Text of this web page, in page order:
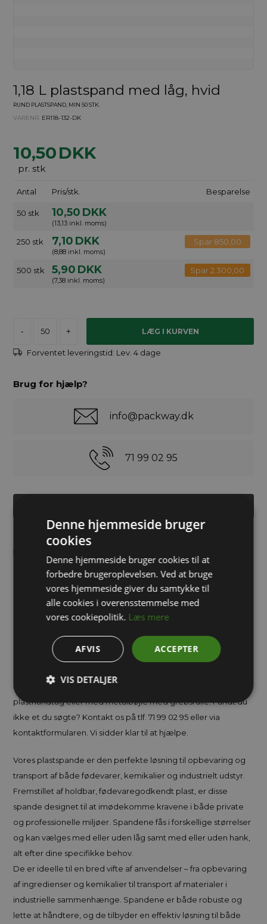
1,18 L plastspand med låg, hvid
RUND PLASTSPAND, MIN 50 STK.
VARENR. ER118-132-DK
10,50DKK
pr. stk
Antal Pris/stk. Besparelse
50 stk 10,50 DKK
(13,13 inkl. moms)
250 stk 7,10 DKK
(8,88 inkl. moms)
Spar 850,00
500 stk 5,90 DKK
(7,38 inkl. moms)
Spar 2.300,00
- +
Forventet leveringstid: Lev. 4 dage
Brug for hjælp?
info@packway.dk
71 99 02 95
Fødevaregodkendt rund plastspand PP, Trafikhvid - ligner RAL
9019
Hvid 1,18 L plastspand med låg. Spanden er lavet i materialet
polypropylen og den er godkendt til fødevarer. Plastspanden
har en indholdsbelastning på 1,77 kg. Plastikspandene er
praktiske i køkken, kantine, på lager eller industri, til at
opbevare forskellige fødevarer, væsker eller genstande. Alle
kan vælge mellem spande uden håndtag/bøjle, med
plasthåndtag eller med metalbøjle med grebsrulle. Fandt du
ikke et du søgte? Kontakt os på tlf. 71 99 02 95 eller via
kontaktformularen. Vi sidder klar til at hjælpe.
Vores plastspande er den perfekte løsning til opbevaring og
transport af både fødevarer, kemikalier og industrielt udstyr.
Fremstillet af holdbar, fødevaregodkendt plast, er disse
spande designet til at imødekomme kravene i både private
og professionelle miljøer. Spandene fås i forskellige størrelser
og kan vælges med eller uden låg samt med eller uden hank,
alt efter dine specifikke behov.
De er ideelle til en bred vifte af anvendelser – fra opbevaring
af ingredienser og kemikalier til transport af materialer i
industrielle sammenhænge. Spandene er både robuste og
lette at håndtere, og de tilbyder en effektiv løsning til både
Denne hjemmeside bruger
cookies
Denne hjemmeside bruger cookies til at
forbedre brugeroplevelsen. Ved at bruge
vores hjemmeside giver du samtykke til
alle cookies i overensstemmelse med
vores cookiepolitik. Læs mere
ACCEPTER
AFVIS
VIS DETALJER